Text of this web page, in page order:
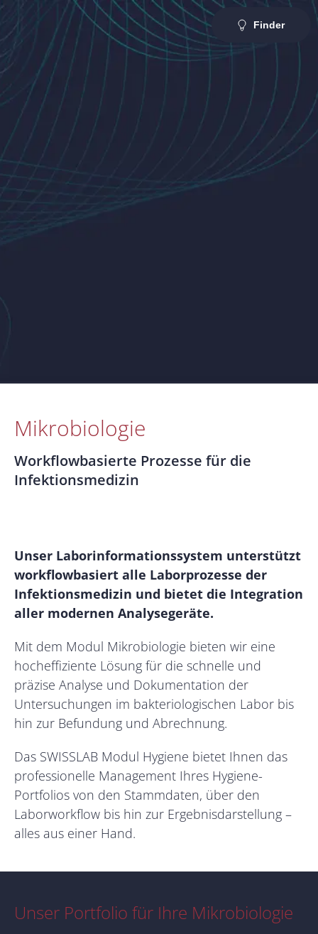
Finder
Mikrobiologie
Workflowbasierte Prozesse für die
Infektionsmedizin
Unser Laborinformationssystem unterstützt
workflowbasiert alle Laborprozesse der
Infektionsmedizin und bietet die Integration
aller modernen Analysegeräte.
Mit dem Modul Mikrobiologie bieten wir eine
hocheffiziente Lösung für die schnelle und
präzise Analyse und Dokumentation der
Untersuchungen im bakteriologischen Labor bis
hin zur Befundung und Abrechnung.
Das SWISSLAB Modul Hygiene bietet Ihnen das
professionelle Management Ihres Hygiene-
Portfolios von den Stammdaten, über den
Laborworkflow bis hin zur Ergebnisdarstellung –
alles aus einer Hand.
Unser Portfolio für Ihre Mikrobiologie